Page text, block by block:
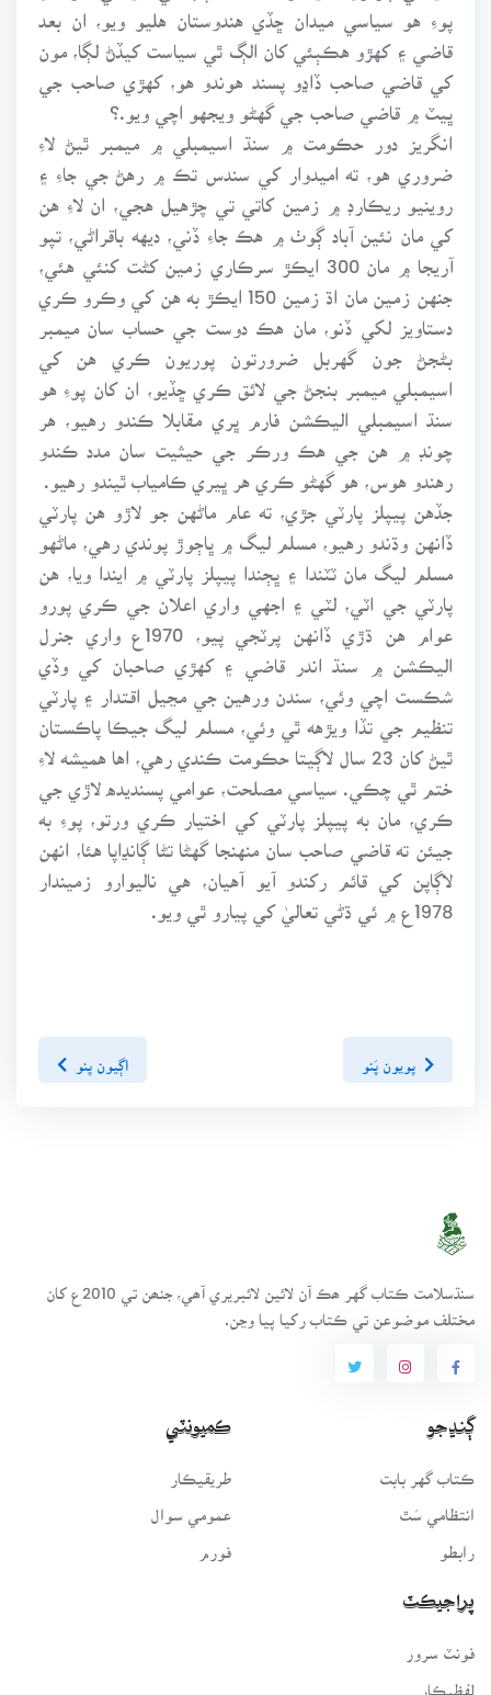
پوءِ هو سياسي ميدان ڇڏي هندوستان هليو ويو، ان بعد
قاضي ۽ کهڙو هڪٻئي کان الڳ ٿي سياست کيڏڻ لڳا، مون
کي قاضي صاحب ڏاڍو پسند هوندو هو، کهڙي صاحب جي
ڀيٽ ۾ قاضي صاحب جي گهڻو ويجهو اچي ويو.؟
انگريز دور حڪومت ۾ سنڌ اسيمبلي ۾ ميمبر ٿيڻ لاءِ
ضروري هو، ته اميدوار کي سندس تڪ ۾ رهڻ جي جاءِ ۽
روينيو ريڪارڊ ۾ زمين کاتي تي چڙهيل هجي، ان لاءِ هن
کي مان نئين آباد ڳوٺ ۾ هڪ جاءِ ڏني، ديهه باقراڻي، تپو
آريجا ۾ مان 300 ايڪڙ سرڪاري زمين کڻت کنئي هئي،
جنهن زمين مان اڌ زمين 150 ايڪڙ به هن کي وڪرو ڪري
دستاويز لکي ڏنو، مان هڪ دوست جي حساب سان ميمبر
بڻجڻ جون گهربل ضرورتون پوريون ڪري هن کي
اسيمبلي ميمبر بنجڻ جي لائق ڪري ڇڏيو، ان کان پوءِ هو
سنڌ اسيمبلي اليڪشن فارم ڀري مقابلا ڪندو رهيو، هر
چونڊ ۾ هن جي هڪ ورڪر جي حيثيت سان مدد ڪندو
رهندو هوس، هو گهڻو ڪري هر ڀيري ڪامياب ٿيندو رهيو.
جڏهن پيپلز پارٽي جڙي، ته عام ماڻهن جو لاڙو هن پارٽي
ڏانهن وڌندو رهيو، مسلم ليگ ۾ ڀاڄوڙ پوندي رهي، ماڻهو
مسلم ليگ مان ٽٽندا ۽ ڀڄندا پيپلز پارٽي ۾ ايندا ويا، هن
پارٽي جي اٽي، لٽي ۽ اجهي واري اعلان جي ڪري پورو
عوام هن ڌڙي ڏانهن پرٽجي پيو، 1970ع واري جنرل
اليڪشن ۾ سنڌ اندر قاضي ۽ کهڙي صاحبان کي وڏي
شڪست اچي وئي، سندن ورهين جي مڃيل اقتدار ۽ پارٽي
تنظيم جي تڏا ويڙهه ٿي وئي، مسلم ليگ جيڪا پاڪستان
ٿيڻ کان 23 سال لاڳيتا حڪومت ڪندي رهي، اها هميشه لاءِ
ختم ٿي چڪي. سياسي مصلحت، عوامي پسنديده لاڙي جي
ڪري، مان به پيپلز پارٽي کي اختيار ڪري ورتو، پوءِ به
جيئن ته قاضي صاحب سان منهنجا گهڻا تڻا ڳانڍاپا هئا، انهن
لاڳاپن کي قائم رکندو آيو آهيان، هي ناليوارو زميندار
1978ع ۾ ئي ڌڻي تعاليٰ کي پيارو ٿي ويو.
اڳيون پنو
سنڌسلامت ڪتاب گهر ھڪ آن لائين لائبريري آھي، جنھن تي 2010ع کان
مختلف موضوعن تي ڪتاب رکيا پيا وڃن.
ڳنڍجو
ڪتاب گهر بابت
انتظامي سَٿ
رابطو
ڪميونٽي
طريقيڪار
عمومي سوال
فورم
پراجيڪٽ
فونٽ سرور
لفظيڪار